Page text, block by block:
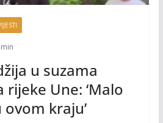
u suzama
rijeke Une: ‘Malo
kraju’